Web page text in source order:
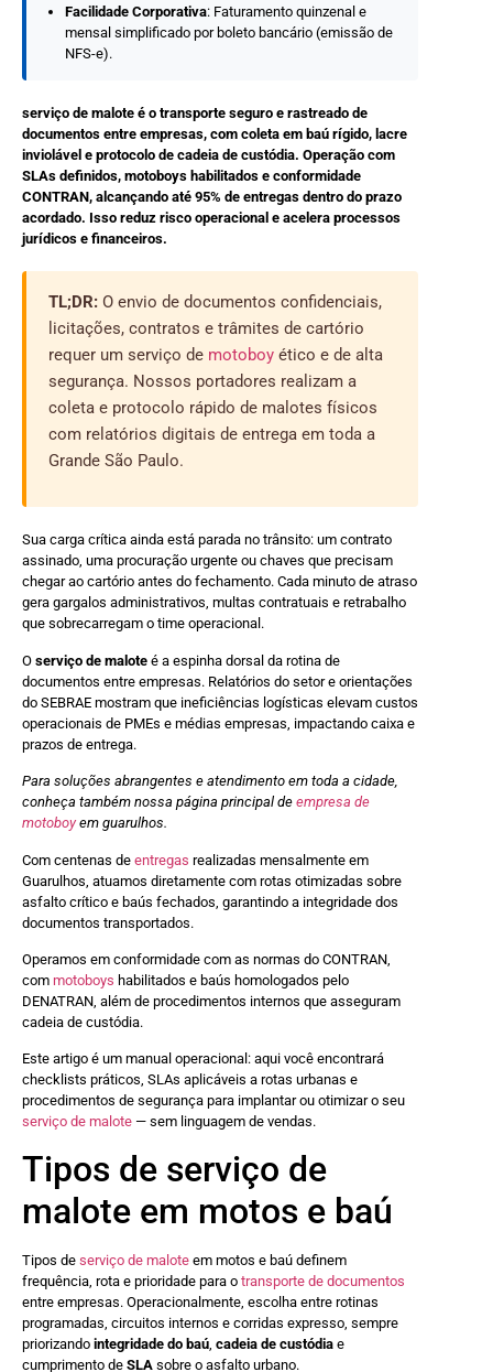
Facilidade Corporativa: Faturamento quinzenal e
mensal simplificado por boleto bancário (emissão de
NFS-e).
serviço de malote é o transporte seguro e rastreado de
documentos entre empresas, com coleta em baú rígido, lacre
inviolável e protocolo de cadeia de custódia. Operação com
SLAs definidos, motoboys habilitados e conformidade
CONTRAN, alcançando até 95% de entregas dentro do prazo
acordado. Isso reduz risco operacional e acelera processos
jurídicos e financeiros.
TL;DR: O envio de documentos confidenciais,
licitações, contratos e trâmites de cartório
requer um serviço de motoboy ético e de alta
segurança. Nossos portadores realizam a
coleta e protocolo rápido de malotes físicos
com relatórios digitais de entrega em toda a
Grande São Paulo.
Sua carga crítica ainda está parada no trânsito: um contrato
assinado, uma procuração urgente ou chaves que precisam
chegar ao cartório antes do fechamento. Cada minuto de atraso
gera gargalos administrativos, multas contratuais e retrabalho
que sobrecarregam o time operacional.
O serviço de malote é a espinha dorsal da rotina de
documentos entre empresas. Relatórios do setor e orientações
do SEBRAE mostram que ineficiências logísticas elevam custos
operacionais de PMEs e médias empresas, impactando caixa e
prazos de entrega.
Para soluções abrangentes e atendimento em toda a cidade,
conheça também nossa página principal de empresa de
motoboyem guarulhos.
Com centenas de entregas realizadas mensalmente em
Guarulhos, atuamos diretamente com rotas otimizadas sobre
asfalto crítico e baús fechados, garantindo a integridade dos
documentos transportados.
Operamos em conformidade com as normas do CONTRAN,
com motoboys habilitados e baús homologados pelo
DENATRAN, além de procedimentos internos que asseguram
cadeia de custódia.
Este artigo é um manual operacional: aqui você encontrará
checklists práticos, SLAs aplicáveis a rotas urbanas e
procedimentos de segurança para implantar ou otimizar o seu
serviço de malote — sem linguagem de vendas.
Tipos de serviço de
malote em motos e baú
Tipos de serviço de malote em motos e baú definem
frequência, rota e prioridade para o transporte de documentos
entre empresas. Operacionalmente, escolha entre rotinas
programadas, circuitos internos e corridas expresso, sempre
priorizando integridade do baú cadeia de custódia e
cumprimento de SLA sobre o asfalto urbano.